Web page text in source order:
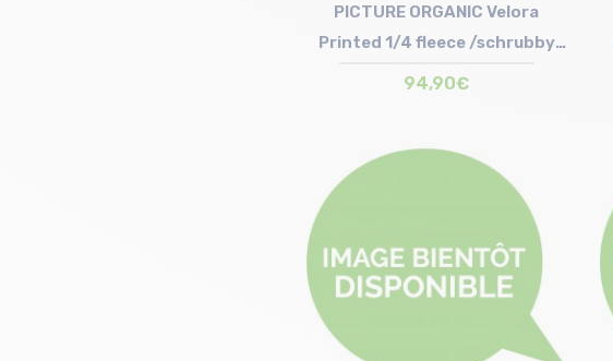
Taille en stock
PICTURE ORGANIC Velora
Printed 1/4 fleece /schrubby
motif
94,90€